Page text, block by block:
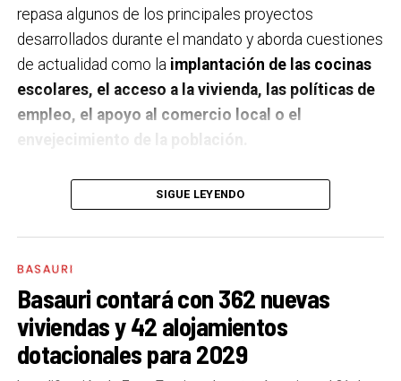
repasa algunos de los principales proyectos
desarrollados durante el mandato y aborda cuestiones
de actualidad como la implantación de las cocinas
escolares, el acceso a la vivienda, las políticas de
empleo, el apoyo al comercio local o el
envejecimiento de la población.
A un año de acabar la legislatura, ¿qué balance
haces de la gestión del PSE en tus áreas dentro
del equipo de gobierno y qué proyectos
los gobiernos sirve para transformar y mejorar la vida
de las personas y, por eso, tan importante como la
gestión en las áreas de nuestra responsabilidad es la
SIGUE LEYENDO
BASAURI
Basauri contará con 362 nuevas
viviendas y 42 alojamientos
dotacionales para 2029